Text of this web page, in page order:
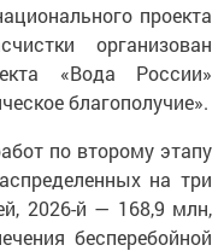
проекта
организован
«Вода России»
благополучие».
по второму этапу
на три
2026-й — 168,9 млн,
бесперебойной